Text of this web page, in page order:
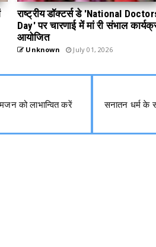
राष्ट्रीय डॉक्टर्स डे 'National
Day' पर चारणाई में मां री संभाल
आयोजित
Unknown July 01, 2026
को लाभान्वित करें
सनातन धर्म के